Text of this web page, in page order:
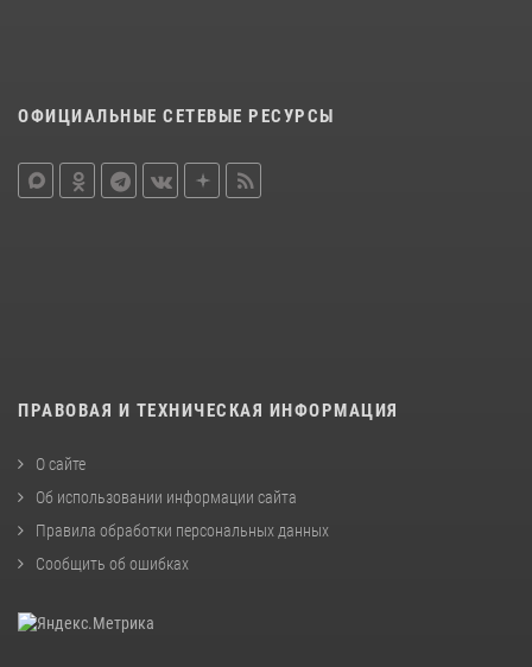
ОФИЦИАЛЬНЫЕ СЕТЕВЫЕ РЕСУРСЫ
ПРАВОВАЯ И ТЕХНИЧЕСКАЯ ИНФОРМАЦИЯ
О сайте
Об использовании информации сайта
Правила обработки персональных данных
Сообщить об ошибках